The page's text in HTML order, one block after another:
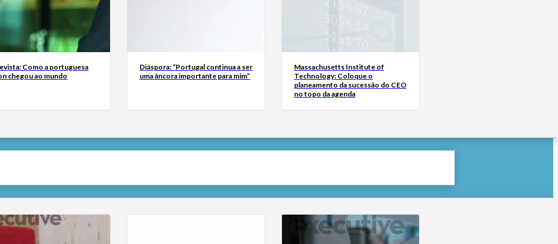
Como a portuguesa
chegou ao mundo
Diáspora: “Portugal continua a ser
uma âncora importante para mim”
Massachusetts Institute of
Technology: Coloque o
planeamento da sucessão do CEO
no topo da agenda